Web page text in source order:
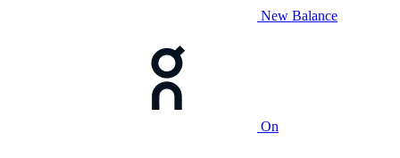
New Balance
On